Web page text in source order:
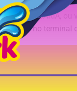
ARAUCÁRIA,
se no terminal